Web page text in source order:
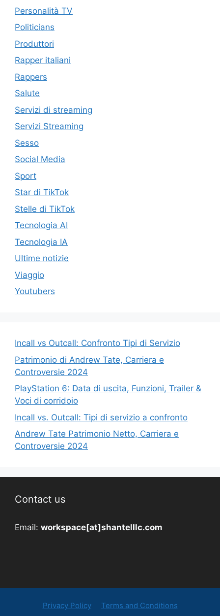
Personalità TV
Politicians
Produttori
Rapper italiani
Rappers
Salute
Servizi di streaming
Servizi Streaming
Sesso
Social Media
Sport
Star di TikTok
Stelle di TikTok
Tecnologia AI
Tecnologia IA
Ultime notizie
Viaggio
Youtubers
Incall vs Outcall: Confronto Tipi di Servizio
Patrimonio di Andrew Tate, Carriera e
Controversie 2024
PlayStation 6: Data di uscita, Funzioni, Trailer &
Voci di corridoio
Incall vs. Outcall: Tipi di servizio a confronto
Andrew Tate Patrimonio Netto, Carriera e
Controversie 2024
Contact us
Email: workspace[at]shantelllc.com
Privacy Policy Terms and Conditions